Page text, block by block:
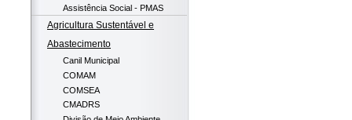
Assistência Social - PMAS
Agricultura Sustentável e
Abastecimento
Canil Municipal
COMAM
COMSEA
CMADRS